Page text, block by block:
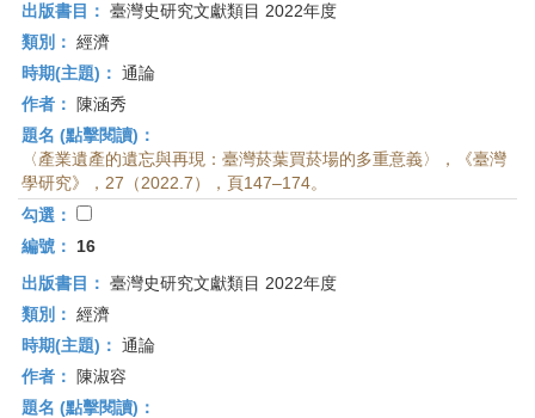
出版書目： 臺灣史研究文獻類目 2022年度
類別： 經濟
時期(主題)： 通論
作者：
陳涵秀
題名 (點擊閱讀)：
〈產業遺產的遺忘與再現：臺灣菸葉買菸場的多重意義〉，《臺灣
學研究》，27（2022.7），頁147–174。
勾選：
編號：
16
出版書目： 臺灣史研究文獻類目 2022年度
類別： 經濟
時期(主題)： 通論
作者：
陳淑容
題名 (點擊閱讀)：